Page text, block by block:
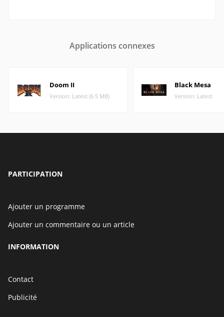
Applications connexes
Doom II
Version: Latest (6.5 MB)
Black Mesa
Version: Latest
PARTICIPATION
Ajouter un programme
Ajouter un commentaire ou un article
INFORMATION
Contact
Publicité